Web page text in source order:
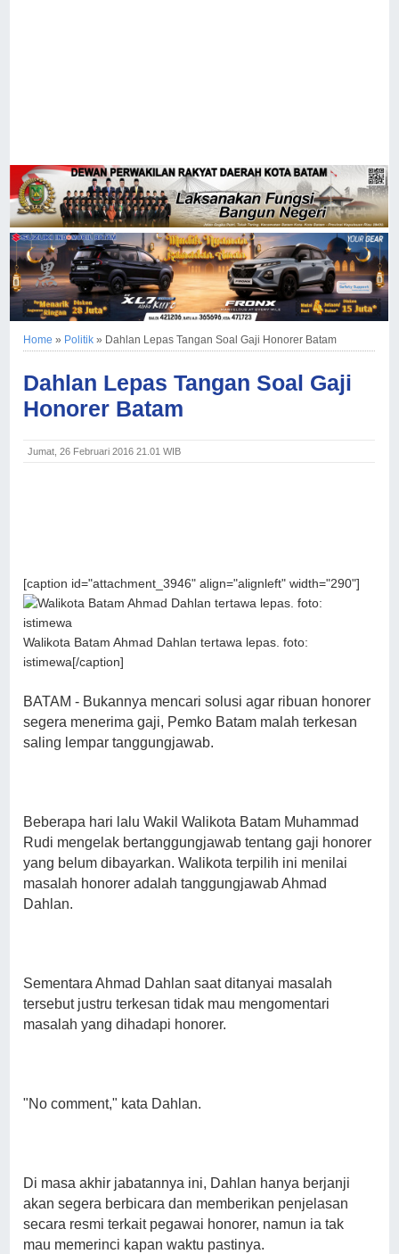
Home » Politik » Dahlan Lepas Tangan Soal Gaji Honorer Batam
Dahlan Lepas Tangan Soal Gaji
Honorer Batam
Jumat, 26 Februari 2016 21.01 WIB
[caption id="attachment_3946" align="alignleft" width="290"]
Walikota Batam Ahmad Dahlan tertawa lepas. foto:
istimewa[/caption]
BATAM - Bukannya mencari solusi agar ribuan honorer
segera menerima gaji, Pemko Batam malah terkesan
saling lempar tanggungjawab.
Beberapa hari lalu Wakil Walikota Batam Muhammad
Rudi mengelak bertanggungjawab tentang gaji honorer
yang belum dibayarkan. Walikota terpilih ini menilai
masalah honorer adalah tanggungjawab Ahmad
Dahlan.
Sementara Ahmad Dahlan saat ditanyai masalah
tersebut justru terkesan tidak mau mengomentari
masalah yang dihadapi honorer.
"No comment," kata Dahlan.
Di masa akhir jabatannya ini, Dahlan hanya berjanji
akan segera berbicara dan memberikan penjelasan
secara resmi terkait pegawai honorer, namun ia tak
mau memerinci kapan waktu pastinya.